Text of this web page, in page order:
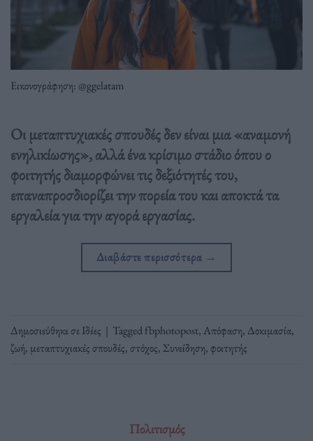
Εικονογράφηση: @ggelatam
Οι μεταπτυχιακές σπουδές δεν είναι μια «αναμονή
ενηλικίωσης», αλλά ένα κρίσιμο στάδιο όπου ο
φοιτητής διαμορφώνει τις δεξιότητές του,
επαναπροσδιορίζει την πορεία του και αποκτά τα
εργαλεία για την αγορά εργασίας.
Διαβάστε περισσότερα →
Δημοσιεύθηκε σεΙδέες | Taggedfbphotopost,Απόφαση, Δοκιμασία,
ζωή, μεταπτυχιακές σπουδές,στόχος, Συνείδηση,φοιτητής
Πολιτισμός